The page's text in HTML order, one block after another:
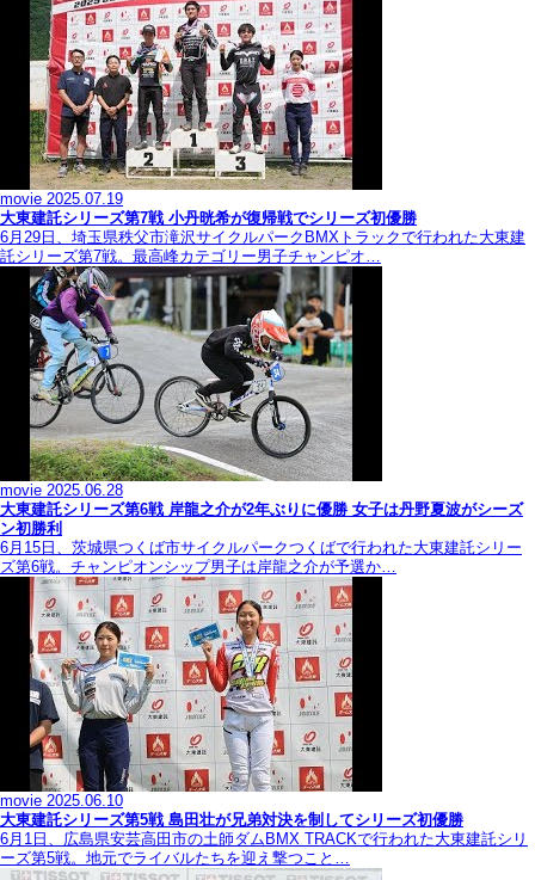
movie 2025.07.19
大東建託シリーズ第7戦 ⼩丹晄希が復帰戦でシリーズ初優勝
6月29日、埼玉県秩父市滝沢サイクルパークBMXトラックで行われた大東建
託シリーズ第7戦。最高峰カテゴリー男子チャンピオ…
movie 2025.06.28
大東建託シリーズ第6戦 岸龍之介が2年ぶりに優勝 女子は丹野夏波がシーズ
ン初勝利
6月15日、茨城県つくば市サイクルパークつくばで行われた大東建託シリー
ズ第6戦。チャンピオンシップ男子は岸龍之介が予選か…
movie 2025.06.10
大東建託シリーズ第5戦 島田壮が兄弟対決を制してシリーズ初優勝
6月1日、広島県安芸高田市の土師ダムBMX TRACKで行われた大東建託シリ
ーズ第5戦。地元でライバルたちを迎え撃つこと…